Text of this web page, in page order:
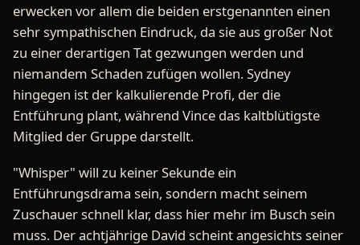
erwecken vor allem die beiden erstgenannten einen
sehr sympathischen Eindruck, da sie aus großer Not
zu einer derartigen Tat gezwungen werden und
niemandem Schaden zufügen wollen. Sydney
hingegen ist der kalkulierende Profi, der die
Entführung plant, während Vince das kaltblütigste
Mitglied der Gruppe darstellt.
"Whisper" will zu keiner Sekunde ein
Entführungsdrama sein, sondern macht seinem
Zuschauer schnell klar, dass hier mehr im Busch sein
muss. Der achtjährige David scheint angesichts seiner